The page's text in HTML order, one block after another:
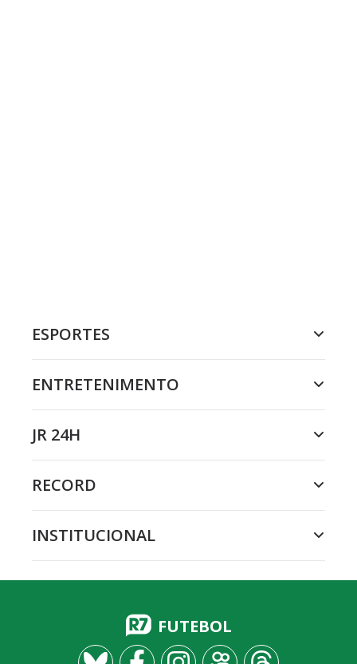
ESPORTES
ENTRETENIMENTO
JR 24H
RECORD
INSTITUCIONAL
FUTEBOL